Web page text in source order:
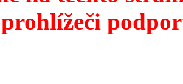
prohlížeči